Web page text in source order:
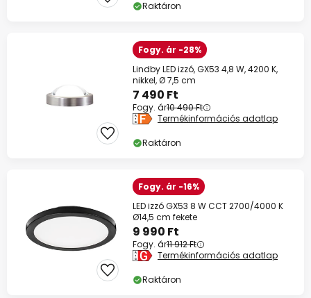
Raktáron
Fogy. ár -28%
Lindby LED izzó, GX53 4,8 W, 4200 K,
nikkel, Ø 7,5 cm
7 490 Ft
Fogy. ár10 490 Ft
Termékinformációs adatlap
Raktáron
Fogy. ár -16%
LED izzó GX53 8 W CCT 2700/4000 K
Ø14,5 cm fekete
9 990 Ft
Fogy. ár11 912 Ft
Termékinformációs adatlap
Raktáron